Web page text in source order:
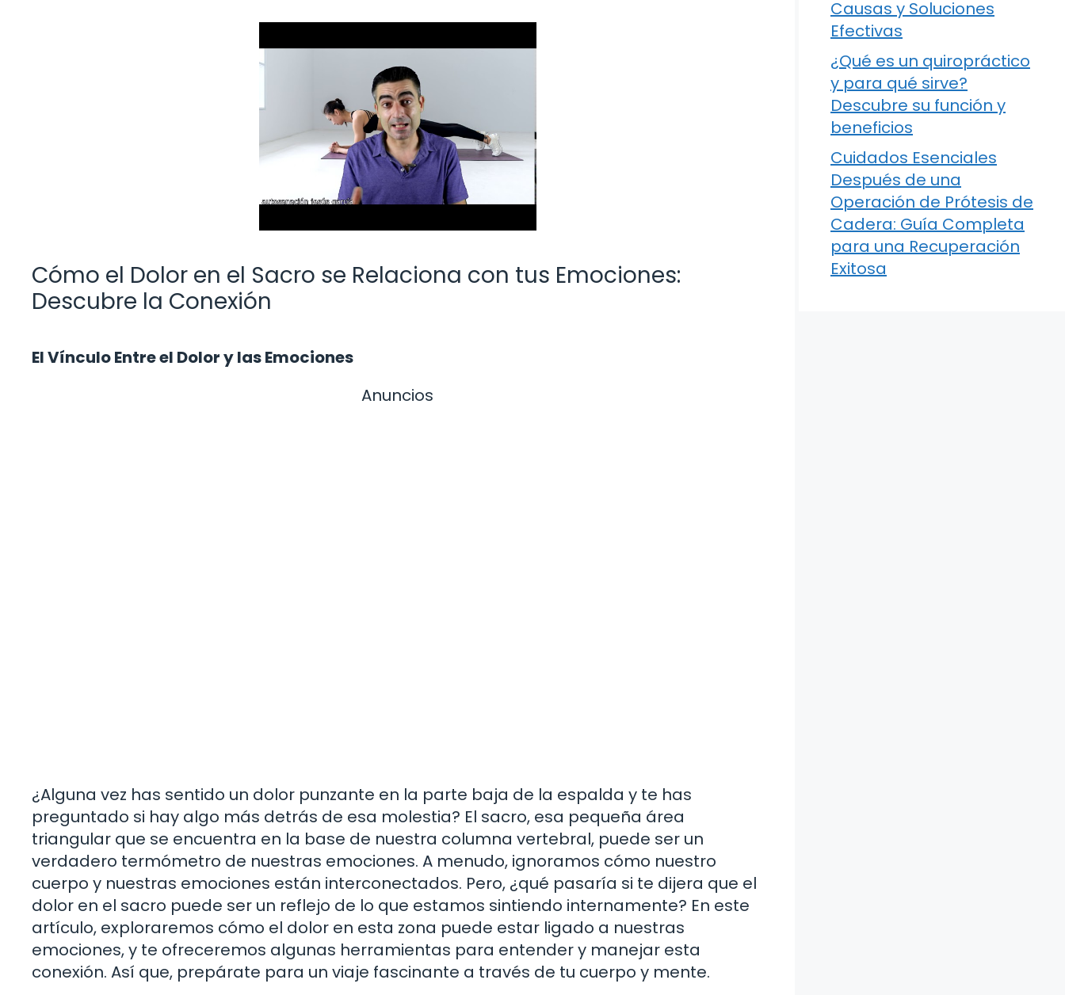
Cómo el Dolor en el Sacro se Relaciona con tus Emociones:
Descubre la Conexión
El Vínculo Entre el Dolor y las Emociones
Anuncios
¿Alguna vez has sentido un dolor punzante en la parte baja de la espalda y te has
preguntado si hay algo más detrás de esa molestia? El sacro, esa pequeña área
triangular que se encuentra en la base de nuestra columna vertebral, puede ser un
verdadero termómetro de nuestras emociones. A menudo, ignoramos cómo nuestro
cuerpo y nuestras emociones están interconectados. Pero, ¿qué pasaría si te dijera que el
dolor en el sacro puede ser un reflejo de lo que estamos sintiendo internamente? En este
artículo, exploraremos cómo el dolor en esta zona puede estar ligado a nuestras
emociones, y te ofreceremos algunas herramientas para entender y manejar esta
conexión. Así que, prepárate para un viaje fascinante a través de tu cuerpo y mente.
Causas y Soluciones
Efectivas
¿Qué es un quiropráctico
y para qué sirve?
Descubre su función y
beneficios
Cuidados Esenciales
Después de una
Operación de Prótesis de
Cadera: Guía Completa
para una Recuperación
Exitosa